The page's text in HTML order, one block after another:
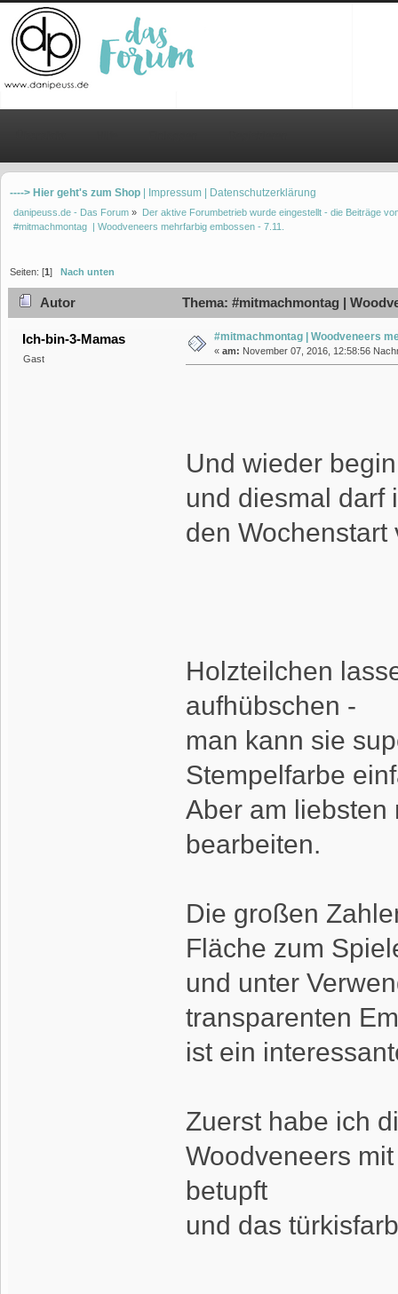
----> Hier geht's zum Shop | Impressum | Datenschutzerklärung
danipeuss.de - Das Forum » Der aktive Forumbetrieb wurde eingestellt - die Beiträge
#mitmachmontag  | Woodveneers mehrfarbig embossen - 7.11.
Seiten: [1] Nach unten
Autor Thema: #mitmachmontag |
Ich-bin-3-Mamas
Gast
#mitmachmontag | Woodveneers
« am: November 07, 2016, 12:58:56
Und wieder
und diesmal darf
den Wochenstart
Holzteilchen
aufhübschen -
man kann sie
Stempelfarbe
Aber am liebsten
bearbeiten.
Die großen
Fläche zum
und unter
transparenten
ist ein
Zuerst habe ich
Woodveneers
betupft
und das